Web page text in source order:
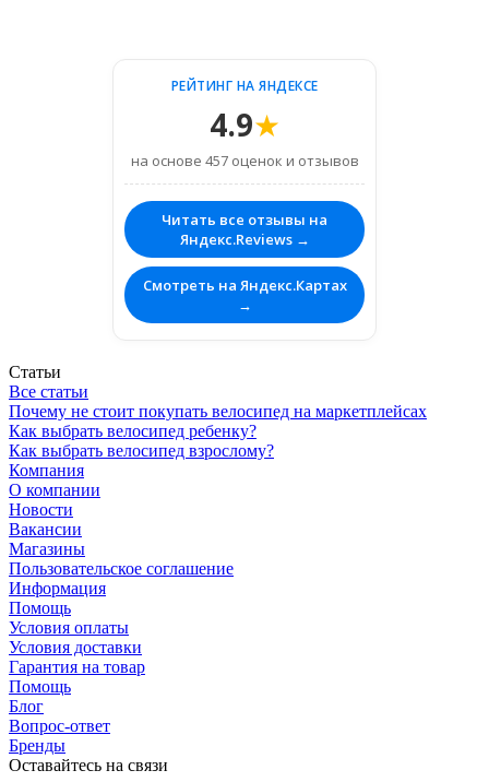
РЕЙТИНГ НА ЯНДЕКСЕ
4.9★
на основе 457 оценок и отзывов
Читать все отзывы на
Яндекс.Reviews →
Смотреть на Яндекс.Картах
→
Статьи
Все статьи
Почему не стоит покупать велосипед на маркетплейсах
Как выбрать велосипед ребенку?
Как выбрать велосипед взрослому?
Компания
О компании
Новости
Вакансии
Магазины
Пользовательское соглашение
Информация
Помощь
Условия оплаты
Условия доставки
Гарантия на товар
Помощь
Блог
Вопрос-ответ
Бренды
Оставайтесь на связи